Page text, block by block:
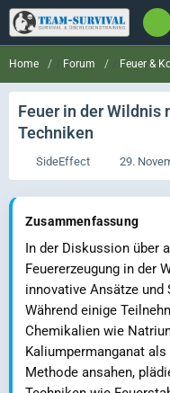
Home Forum Feuer &
Feuer in der
Techniken
SideEffect 29.
Zusammenfassung
In der Diskussion über
Feuererzeugung in der
innovative Ansätze
Während einige
Chemikalien wie
Kaliumpermanganat
Methode ansahen,